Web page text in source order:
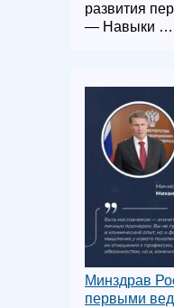
развития
— Навыки …
Минздрав
первыми